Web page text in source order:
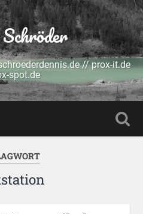
// prox-it.de
spot.de